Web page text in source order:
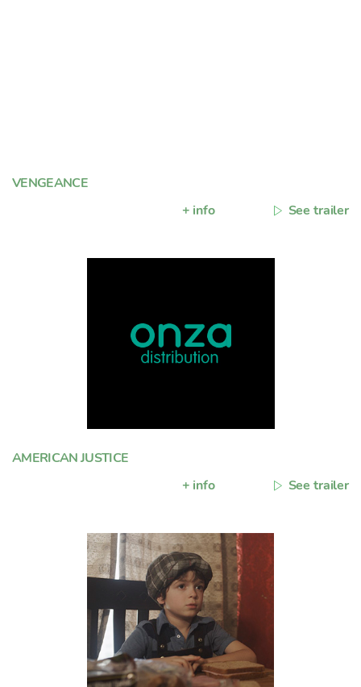
VENGEANCE
+ info
See trailer
AMERICAN JUSTICE
+ info
See trailer